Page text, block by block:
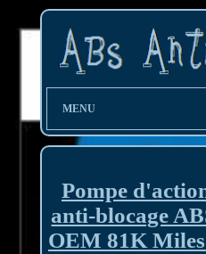
MENU
Pompe
anti-blocage
OEM 81K